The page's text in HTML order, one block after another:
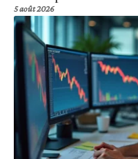
5 août 2026